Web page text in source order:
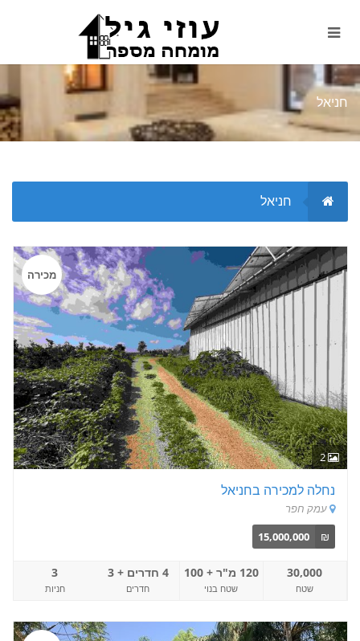
חניאל
חניאל
2
מכירה
נחלה למכירה בחניאל
עמק חפר
₪
15,000,000
30,000
שטח
120 מ"ר + 100
שטח בנוי
4 חדרים + 3
חדרים
3
חניות